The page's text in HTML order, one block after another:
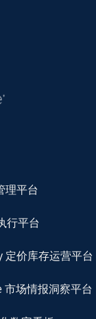
理平台
行平台
价库存运营平台
场情报洞察平台